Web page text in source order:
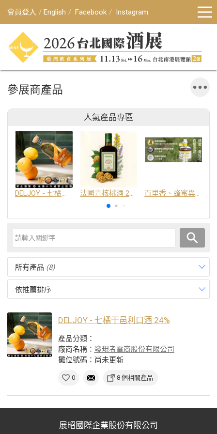
會員登入 English Facebook Instagram
參展商產品
人氣產品專區
DELJOY - 七橘干邑利口酒 24% 法國青核桃酒 25% 百里香、蜂蜜與番紅花酒
所有產品 (8)
依推薦排序
DELJOY - 七橘干邑利口酒 24%
產品分類：
廠商名稱： 發現者電商股份有限公司
攤位號碼：尚未更新
0 8 個相關產品
展昭國際企業股份有限公司